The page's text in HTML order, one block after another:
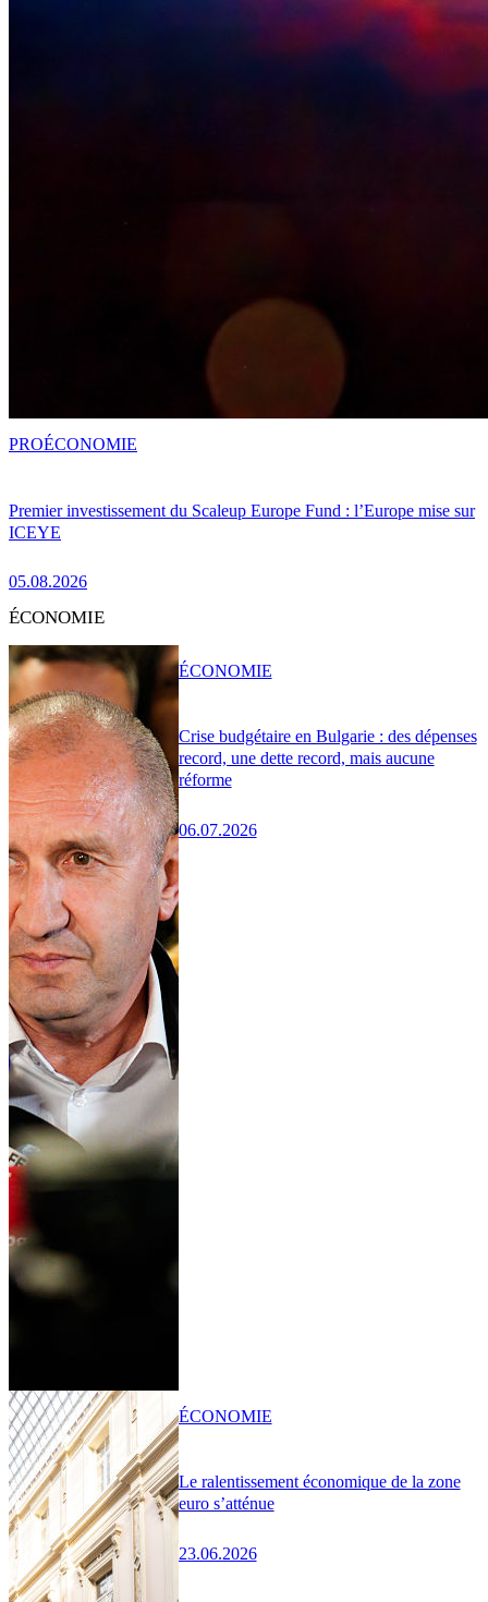
Premier investissement du Scaleup Europe Fund : l’Europe mise sur
ICEYE
05.08.2026
PROÉCONOMIE
ÉCONOMIE
Crise budgétaire en Bulgarie : des dépenses
record, une dette record, mais aucune
réforme
06.07.2026
ÉCONOMIE
Le ralentissement économique de la zone
euro s’atténue
23.06.2026
ÉCONOMIE